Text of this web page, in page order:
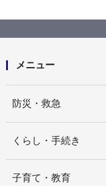
メニュー
防災・救急
くらし・手続き
子育て・教育